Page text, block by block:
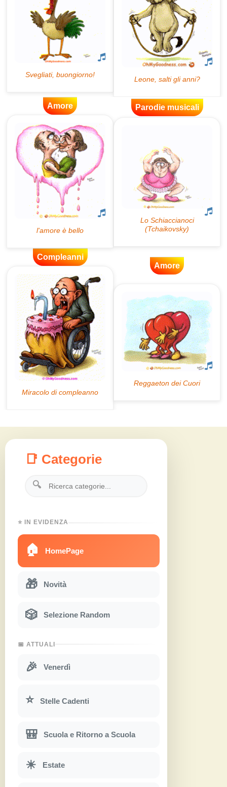
Amore Parodie musicali
Compleanni
Amore
📑 Categorie
🔍
⭐ IN EVIDENZA
🏠 HomePage
🎁 Novità
🎲 Selezione Random
📅 ATTUALI
🎉 Venerdì
⭐ Stelle Cadenti
🎒 Scuola e Ritorno a Scuola
☀ Estate